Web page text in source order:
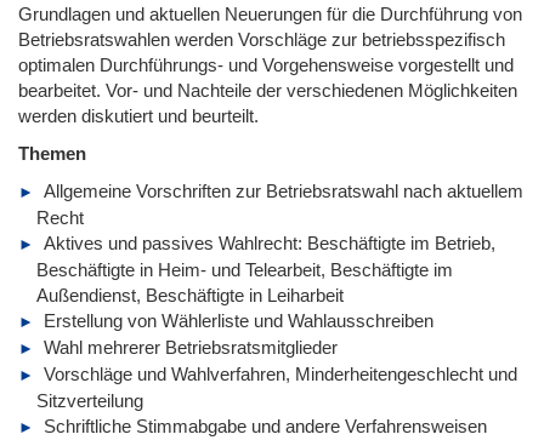
Grundlagen und aktuellen Neuerungen für die Durchführung von
Betriebsratswahlen werden Vorschläge zur betriebsspezifisch
optimalen Durchführungs- und Vorgehensweise vorgestellt und
bearbeitet. Vor- und Nachteile der verschiedenen Möglichkeiten
werden diskutiert und beurteilt.
Themen
Allgemeine Vorschriften zur Betriebsratswahl nach aktuellem
Recht
Aktives und passives Wahlrecht: Beschäftigte im Betrieb,
Beschäftigte in Heim- und Telearbeit, Beschäftigte im
Außendienst, Beschäftigte in Leiharbeit
Erstellung von Wählerliste und Wahlausschreiben
Wahl mehrerer Betriebsratsmitglieder
Vorschläge und Wahlverfahren, Minderheitengeschlecht und
Sitzverteilung
Schriftliche Stimmabgabe und andere Verfahrensweisen